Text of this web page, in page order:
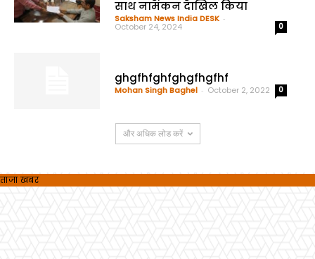
साथ नामंकन दाखिल किया
Saksham News India DESK -
October 24, 2024 0
ghgfhfghfghgfhgfhf
Mohan Singh Baghel - October 2, 2022 0
और अधिक लोड करें